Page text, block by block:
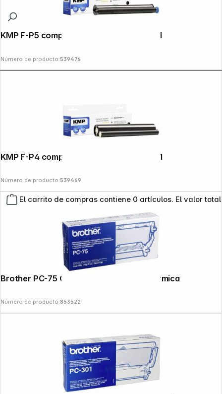
El carrito de compras contiene 0 artículos. El valor
KMP F-P5 compatible con Philips PFA 351
Número de producto:539476
KMP F-P4 compatible con Philips PFA 331
Número de producto:539469
Brother PC-75 Cinta de transferencia térmica
Número de producto:853522
Copyright © 2000 - 2026 DIFOX. All rights reserved.